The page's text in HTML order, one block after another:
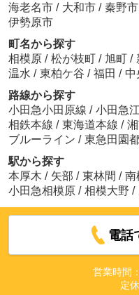
海老名市 / 大和市 / 秦野市
伊勢原市
町名から探す
相模原 / 松が枝町 / 旭町 /
温水 / 東柏ケ谷 / 福田 / 中
路線から探す
小田急小田原線 / 小田急
相鉄本線 / 東海道本線 /
ブルーライン / 東急田園
駅から探す
本厚木 / 矢部 / 東林間 / 南
小田急相模原 / 相模大野 /
電話
営業時間：
定